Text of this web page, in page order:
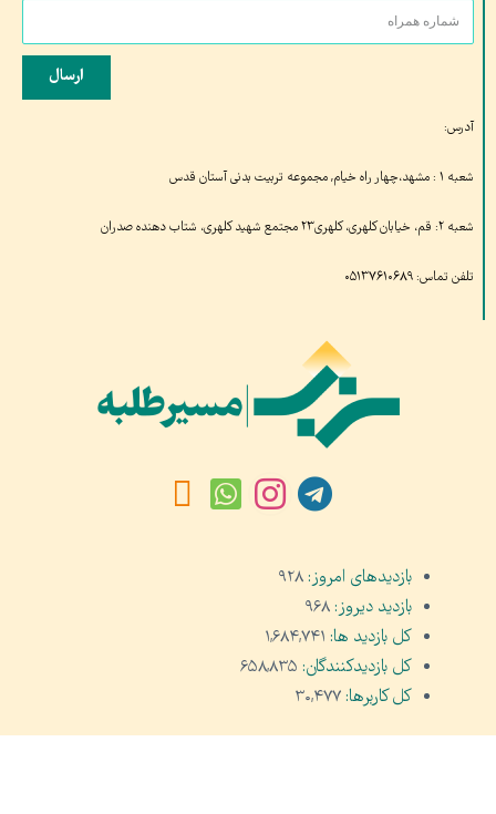
ارسال
آدرس:
شعبه ۱ : مشهد،چهار راه خیام, مجموعه تربیت بدنی آستان قدس
شعبه ۲: قم، خیابان کلهری، کلهری۲۳ مجتمع شهید کلهری، شتاب دهنده صدران
تلفن تماس: ۰۵۱۳۷۶۱۰۶۸۹
بازدیدهای امروز: ۹۲۸
بازدید دیروز: ۹۶۸
کل بازدید ها: ۱,۶۸۴,۷۴۱
کل بازدیدکنند‌گان: ۶۵۸,۸۳۵
کل کاربرها: ۳۰,۴۷۷